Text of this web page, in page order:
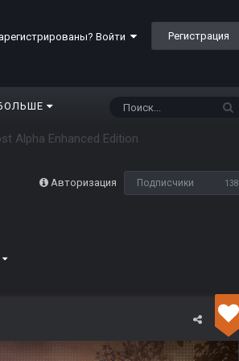
Войти Регистрация
Alpha Enhanced Edition
Авторизация Подписчики 138